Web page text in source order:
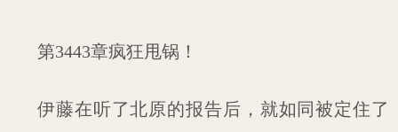
第3443章疯狂甩锅！
伊藤在听了北原的报告后，就如同被定住了